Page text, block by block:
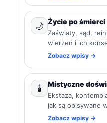
🌙 Życie po śmierci
Zaświaty, sąd,
wierzeń i ich
Zobacz wpisy →
🕯️ Mistyczne
Ekstaza,
jak są opisywane
Zobacz wpisy →